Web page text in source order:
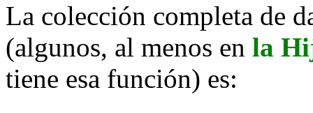
La colección completa de
(algunos, al menos en la
tiene esa función) es: